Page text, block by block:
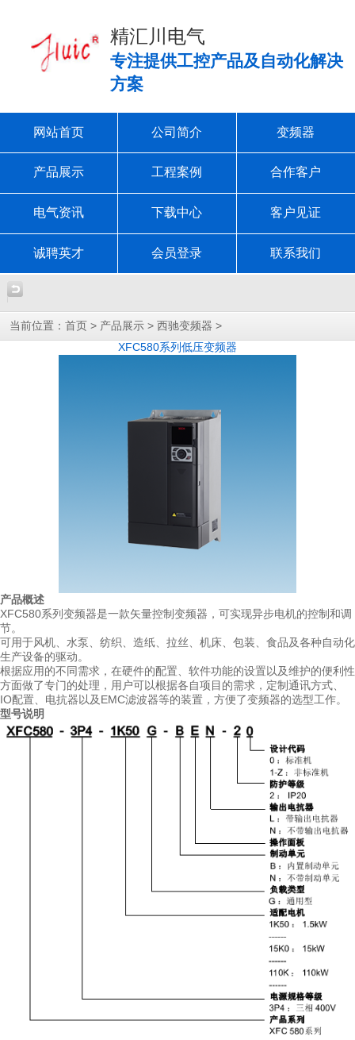
精汇川电气
专注提供工控产品及自动化解决
方案
网站首页 公司简介 变频器
产品展示 工程案例 合作客户
电气资讯 下载中心 客户见证
诚聘英才 会员登录 联系我们
当前位置： 首页 > 产品展示 > 西驰变频器 >
XFC580系列低压变频器
产品概述
XFC580系列变频器是一款矢量控制变频器，可实现异步电机的控制和调
节。
可用于风机、水泵、纺织、造纸、拉丝、机床、包装、食品及各种自动化
生产设备的驱动。
根据应用的不同需求，在硬件的配置、软件功能的设置以及维护的便利性
方面做了专门的处理，用户可以根据各自项目的需求，定制通讯方式、
IO配置、电抗器以及EMC滤波器等的装置，方便了变频器的选型工作。
型号说明